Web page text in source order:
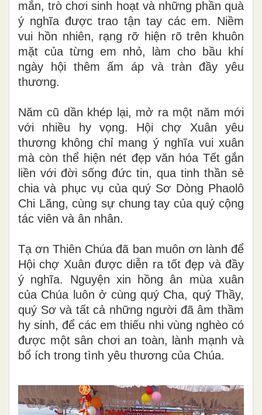
mắn, trò chơi sinh hoạt và những phần quà
ý nghĩa được trao tận tay các em. Niềm
vui hồn nhiên, rạng rỡ hiện rõ trên khuôn
mặt của từng em nhỏ, làm cho bầu khí
ngày hội thêm ấm áp và tràn đầy yêu
thương.
Năm cũ dần khép lại, mở ra một năm mới
với nhiều hy vọng. Hội chợ Xuân yêu
thương không chỉ mang ý nghĩa vui xuân
mà còn thể hiện nét đẹp văn hóa Tết gắn
liền với đời sống đức tin, qua tinh thần sẻ
chia và phục vụ của quý Sơ Dòng Phaolô
Chi Lăng, cùng sự chung tay của quý cộng
tác viên và ân nhân.
Tạ ơn Thiên Chúa đã ban muôn ơn lành để
Hội chợ Xuân được diễn ra tốt đẹp và đầy
ý nghĩa. Nguyện xin hồng ân mùa xuân
của Chúa luôn ở cùng quý Cha, quý Thầy,
quý Sơ và tất cả những người đã âm thầm
hy sinh, để các em thiếu nhi vùng nghèo có
được một sân chơi an toàn, lành mạnh và
bổ ích trong tình yêu thương của Chúa.